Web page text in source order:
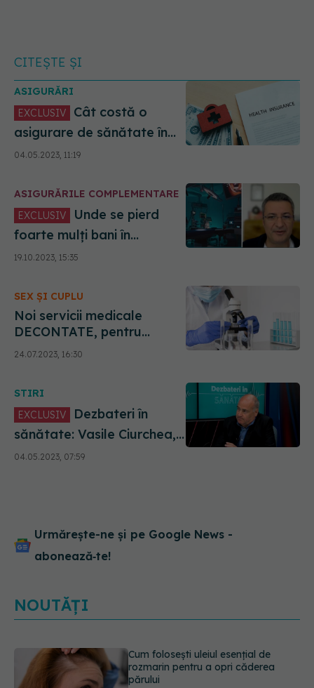
CITEȘTE ȘI
ASIGURĂRI
EXCLUSIV
asigurare de sănătate în
România. Asigurare privată
și asigurare la stat, prețuri.
venit mai mare plătește
mai mult
04.05.2023, 11:19
ASIGURĂRILE COMPLEMENTARE
EXCLUSIV
foarte mulți bani în
Sănătate. Patriciu Achimaș
Cadariu: Multe spitălașe
pacienții și ajung să fie
tratați a doua oară în
centrele mari
19.10.2023, 15:35
SEX ȘI CUPLU
Noi servicii medicale
DECONTATE, pentru
gravide și lăuze. CNAS,
lista completă
24.07.2023, 16:30
STIRI
EXCLUSIV
sănătate: Vasile Ciurchea,
despre asigurările
medicale și decontarea
04.05.2023, 07:59
Urmărește-ne și pe Google News -
abonează‑te!
NOUTĂȚI
Cum folosești uleiul esențial de
rozmarin pentru a opri căderea
părului